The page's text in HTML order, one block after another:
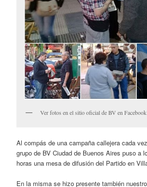
Ver fotos en el sitio oficial de BV en Facebook
Al compás de una campaña callejera cada
grupo de BV Ciudad de Buenos Aires puso a
horas una mesa de difusión del Partido en
En la misma se hizo presente también